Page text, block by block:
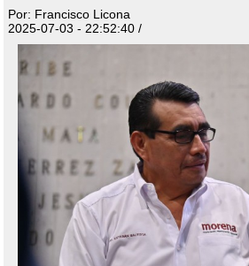
Por: Francisco Licona
2025-07-03 - 22:52:40 /